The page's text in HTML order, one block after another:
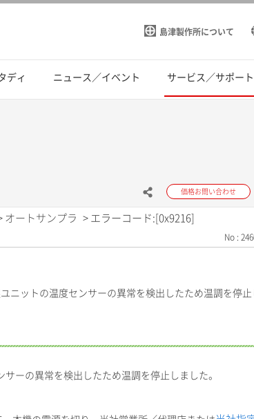
島津製作所について
ディ ニュース／イベント サービス／サポート
価格お問い合わせ
オートサンプラ > エラーコード:[0x9216]
No :
ニットの温度センサーの異常を検出したため温調を停止
ーの異常を検出したため温調を停止しました。